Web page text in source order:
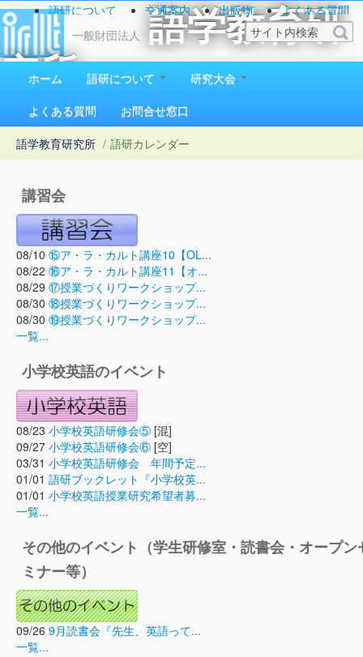
一般財団法人
語学教育研
究所
1923（大正12）年創立
語研について 交通案内 出版物
よくある質問
お問い合わせ
ホーム 語研について
研究大会
よくある質問
お問合せ窓口
語学教育研究所 / 語研カレンダー
講習会
08/10 ⑮ア・ラ・カルト講座10【OL...
08/22 ⑯ア・ラ・カルト講座11【オ...
08/29 ⑰授業づくりワークショップ...
08/30 ⑱授業づくりワークショップ...
08/30 ⑲授業づくりワークショップ...
一覧...
小学校英語のイベント
08/23 小学校英語研修会⑤ [混]
09/27 小学校英語研修会⑥ [空]
03/31 小学校英語研修会 年間予定...
01/01 語研ブックレット『小学校英...
01/01 小学校英語授業研究希望者募...
一覧...
その他のイベント（学生研修室・読書会・オープン
ミナー等）
09/26 9月読書会『先生、英語って...
一覧...